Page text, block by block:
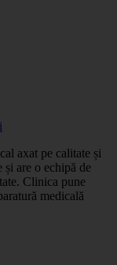
axat pe calitate și
are o echipă de
Clinica pune
medicală